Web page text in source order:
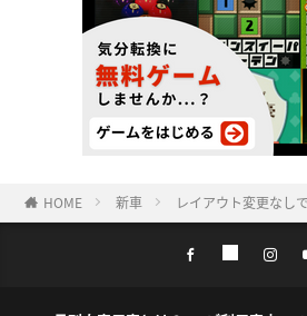
HOME 新車 レイアウト変更なし